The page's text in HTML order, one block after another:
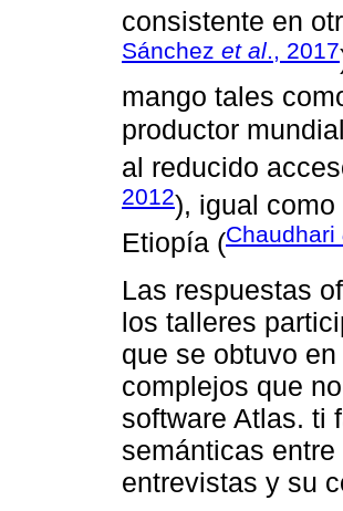
consistente en
Sánchez et al., 2017
mango tales
productor
al reducido
2012), igual
Etiopía (Chaudhari
Las respuestas
los talleres
que se obtuvo
complejos que
software Atlas. ti
semánticas
entrevistas y su